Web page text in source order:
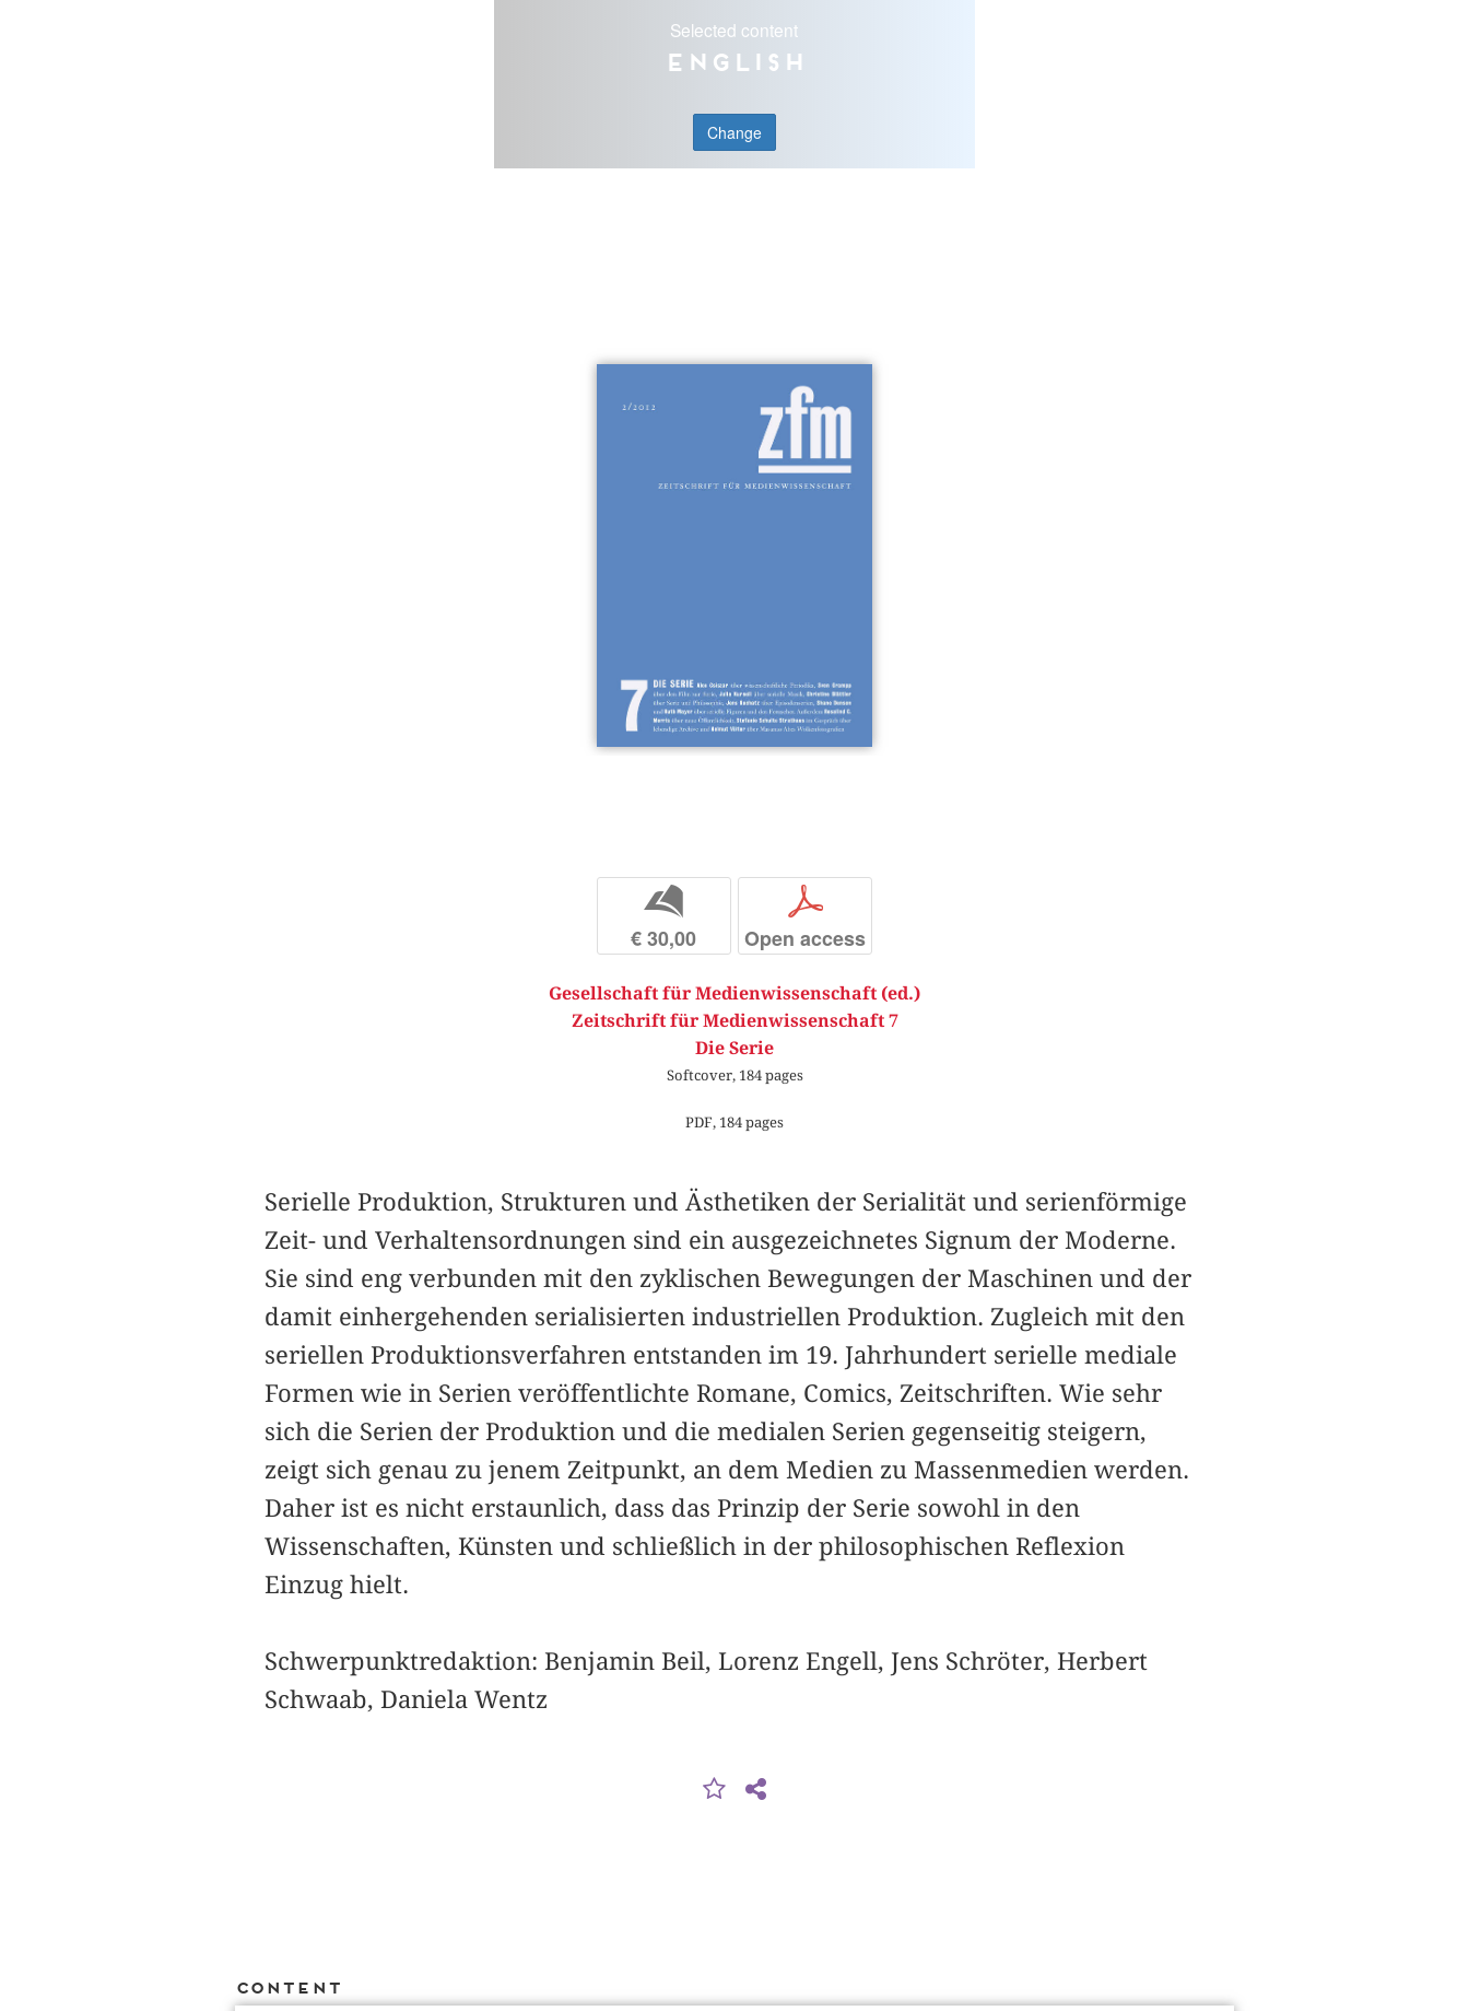
Selected content
English
Change
b
€ 30,00
p
Open access
Gesellschaft für Medienwissenschaft (ed.)
Zeitschrift für Medienwissenschaft 7
Die Serie
Softcover, 184 pages
PDF, 184 pages
Serielle Produktion, Strukturen und Ästhetiken der Serialität und serienförmige
Zeit- und Verhaltensordnungen sind ein ausgezeichnetes Signum der Moderne.
Sie sind eng verbunden mit den zyklischen Bewegungen der Maschinen und der
damit einhergehenden serialisierten industriellen Produktion. Zugleich mit den
seriellen Produktionsverfahren entstanden im 19. Jahrhundert serielle mediale
Formen wie in Serien veröffentlichte Romane, Comics, Zeitschriften. Wie sehr
sich die Serien der Produktion und die medialen Serien gegenseitig steigern,
zeigt sich genau zu jenem Zeitpunkt, an dem Medien zu Massenmedien werden.
Daher ist es nicht erstaunlich, dass das Prinzip der Serie sowohl in den
Wissenschaften, Künsten und schließlich in der philosophischen Reflexion
Einzug hielt.
Schwerpunktredaktion: Benjamin Beil, Lorenz Engell, Jens Schröter, Herbert
Schwaab, Daniela Wentz
Content